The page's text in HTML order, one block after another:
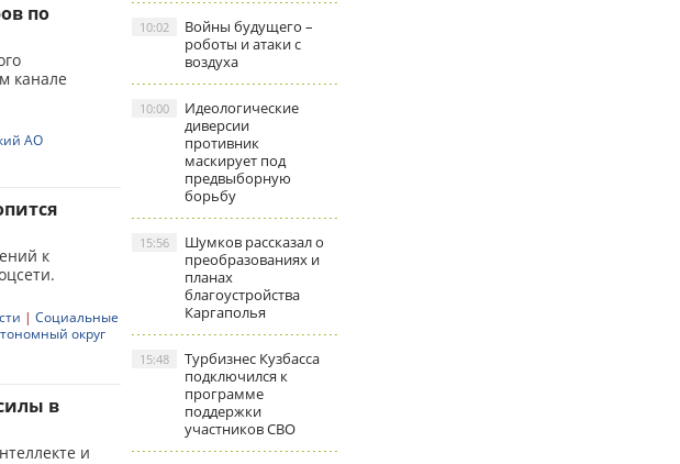
по
канале
АО
к
| Социальные
округ
в
и
Войны будущего –
роботы и атаки с
воздуха
10:02
Идеологические
диверсии
противник
маскирует под
предвыборную
борьбу
10:00
Шумков рассказал о
преобразованиях и
планах
благоустройства
Каргаполья
15:56
Турбизнес Кузбасса
подключился к
программе
поддержки
участников СВО
15:48